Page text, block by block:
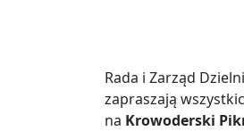
Rada i Zarząd
zapraszają
na Krowoderski